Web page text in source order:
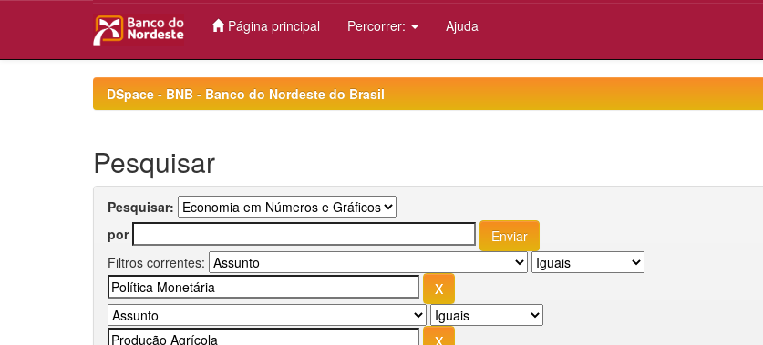
Página principal Percorrer: Ajuda
DSpace - BNB - Banco do Nordeste do Brasil
Pesquisar
Pesquisar:
por
Filtros correntes: